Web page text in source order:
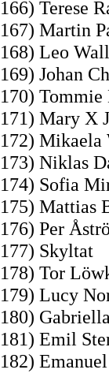
166) Terese
167) Martin
168) Leo
169) Johan
170)
171) Mary X
172) Mikaela
173) Niklas
174) Sofia
175) Mattias
176) Per
177) Skyltat
178) Tor
179) Lucy
180)
181) Emil
182)